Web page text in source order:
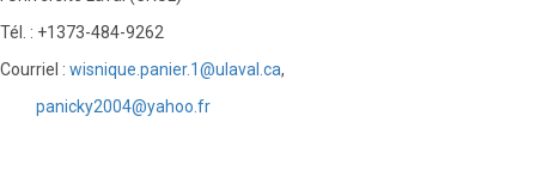
Tél. : +1373-484-9262
Courriel : wisnique.panier.1@ulaval.ca,
panicky2004@yahoo.fr